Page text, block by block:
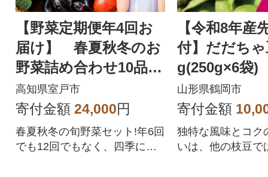
【野菜定期便年4回お
届け】 春夏秋冬のお
野菜詰め合わせ10品
レシピ付き春夏秋冬の
野菜セット
高知県室戸市
寄付金額 24,000円
春夏秋冬の旬野菜セット!年6回
でも12回でもなく、四季に合
【令和8年産
付】だだち
g(250g×6袋)
山形県鶴岡市
寄付金額
独特な風味とコク
いは、他の枝豆で